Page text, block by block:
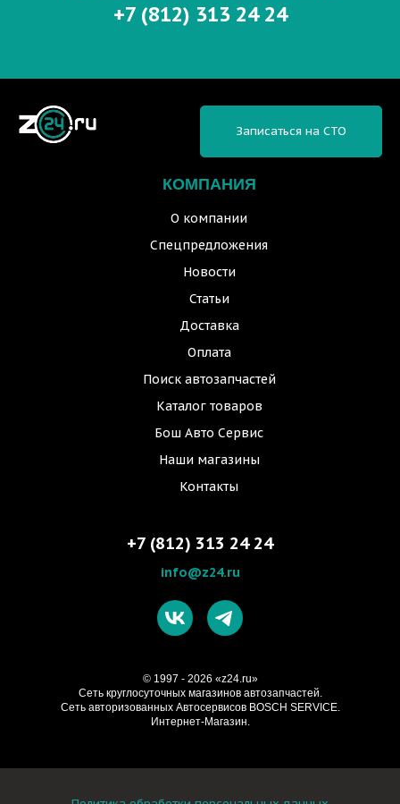
+7 (812) 313 24 24
КОМПАНИЯ
О компании
Спецпредложения
Новости
Статьи
Доставка
Оплата
Поиск автозапчастей
Каталог товаров
Бош Авто Сервис
Наши магазины
Контакты
Записаться на СТО
+7 (812) 313 24 24
info@z24.ru
© 1997 - 2026 «z24.ru»
Cеть круглосуточных магазинов автозапчастей.
Сеть авторизованных Автосервисов BOSCH SERVICE.
Интернет-Магазин.